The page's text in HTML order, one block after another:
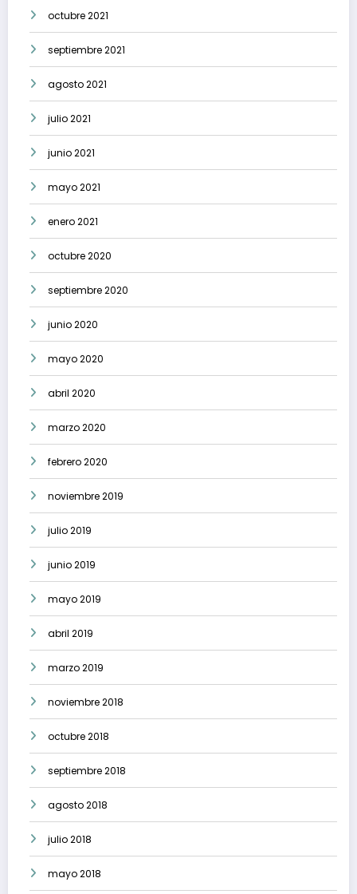
octubre 2021
septiembre 2021
agosto 2021
julio 2021
junio 2021
mayo 2021
enero 2021
octubre 2020
septiembre 2020
junio 2020
mayo 2020
abril 2020
marzo 2020
febrero 2020
noviembre 2019
julio 2019
junio 2019
mayo 2019
abril 2019
marzo 2019
noviembre 2018
octubre 2018
septiembre 2018
agosto 2018
julio 2018
mayo 2018